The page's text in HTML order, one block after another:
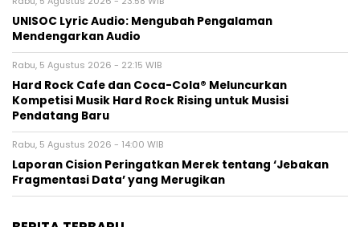
UNISOC Lyric Audio: Mengubah Pengalaman
Mendengarkan Audio
Rabu, 5 Agustus 2026 - 22:15 WIB
Hard Rock Cafe dan Coca-Cola® Meluncurkan
Kompetisi Musik Hard Rock Rising untuk Musisi
Pendatang Baru
Rabu, 5 Agustus 2026 - 14:00 WIB
Laporan Cision Peringatkan Merek tentang ‘Jebakan
Fragmentasi Data’ yang Merugikan